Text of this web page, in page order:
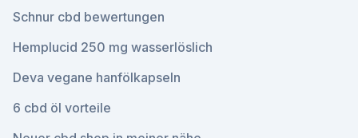
Schnur cbd bewertungen
Hemplucid 250 mg wasserlöslich
Deva vegane hanfölkapseln
6 cbd öl vorteile